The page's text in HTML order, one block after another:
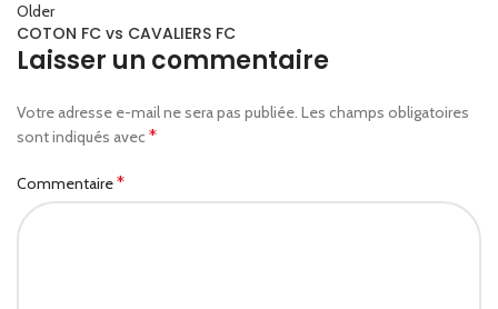
Older
COTON FC vs CAVALIERS FC
Laisser un commentaire
Votre adresse e-mail ne sera pas publiée. Les champs obligatoires
sont indiqués avec *
Commentaire*